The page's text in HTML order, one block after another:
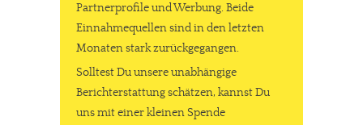
Partnerprofile und Werbung. Beide
Einnahmequellen sind in den letzten
Monaten stark zurückgegangen.
Solltest Du unsere unabhängige
Berichterstattung schätzen, kannst Du
uns mit einer kleinen Spende